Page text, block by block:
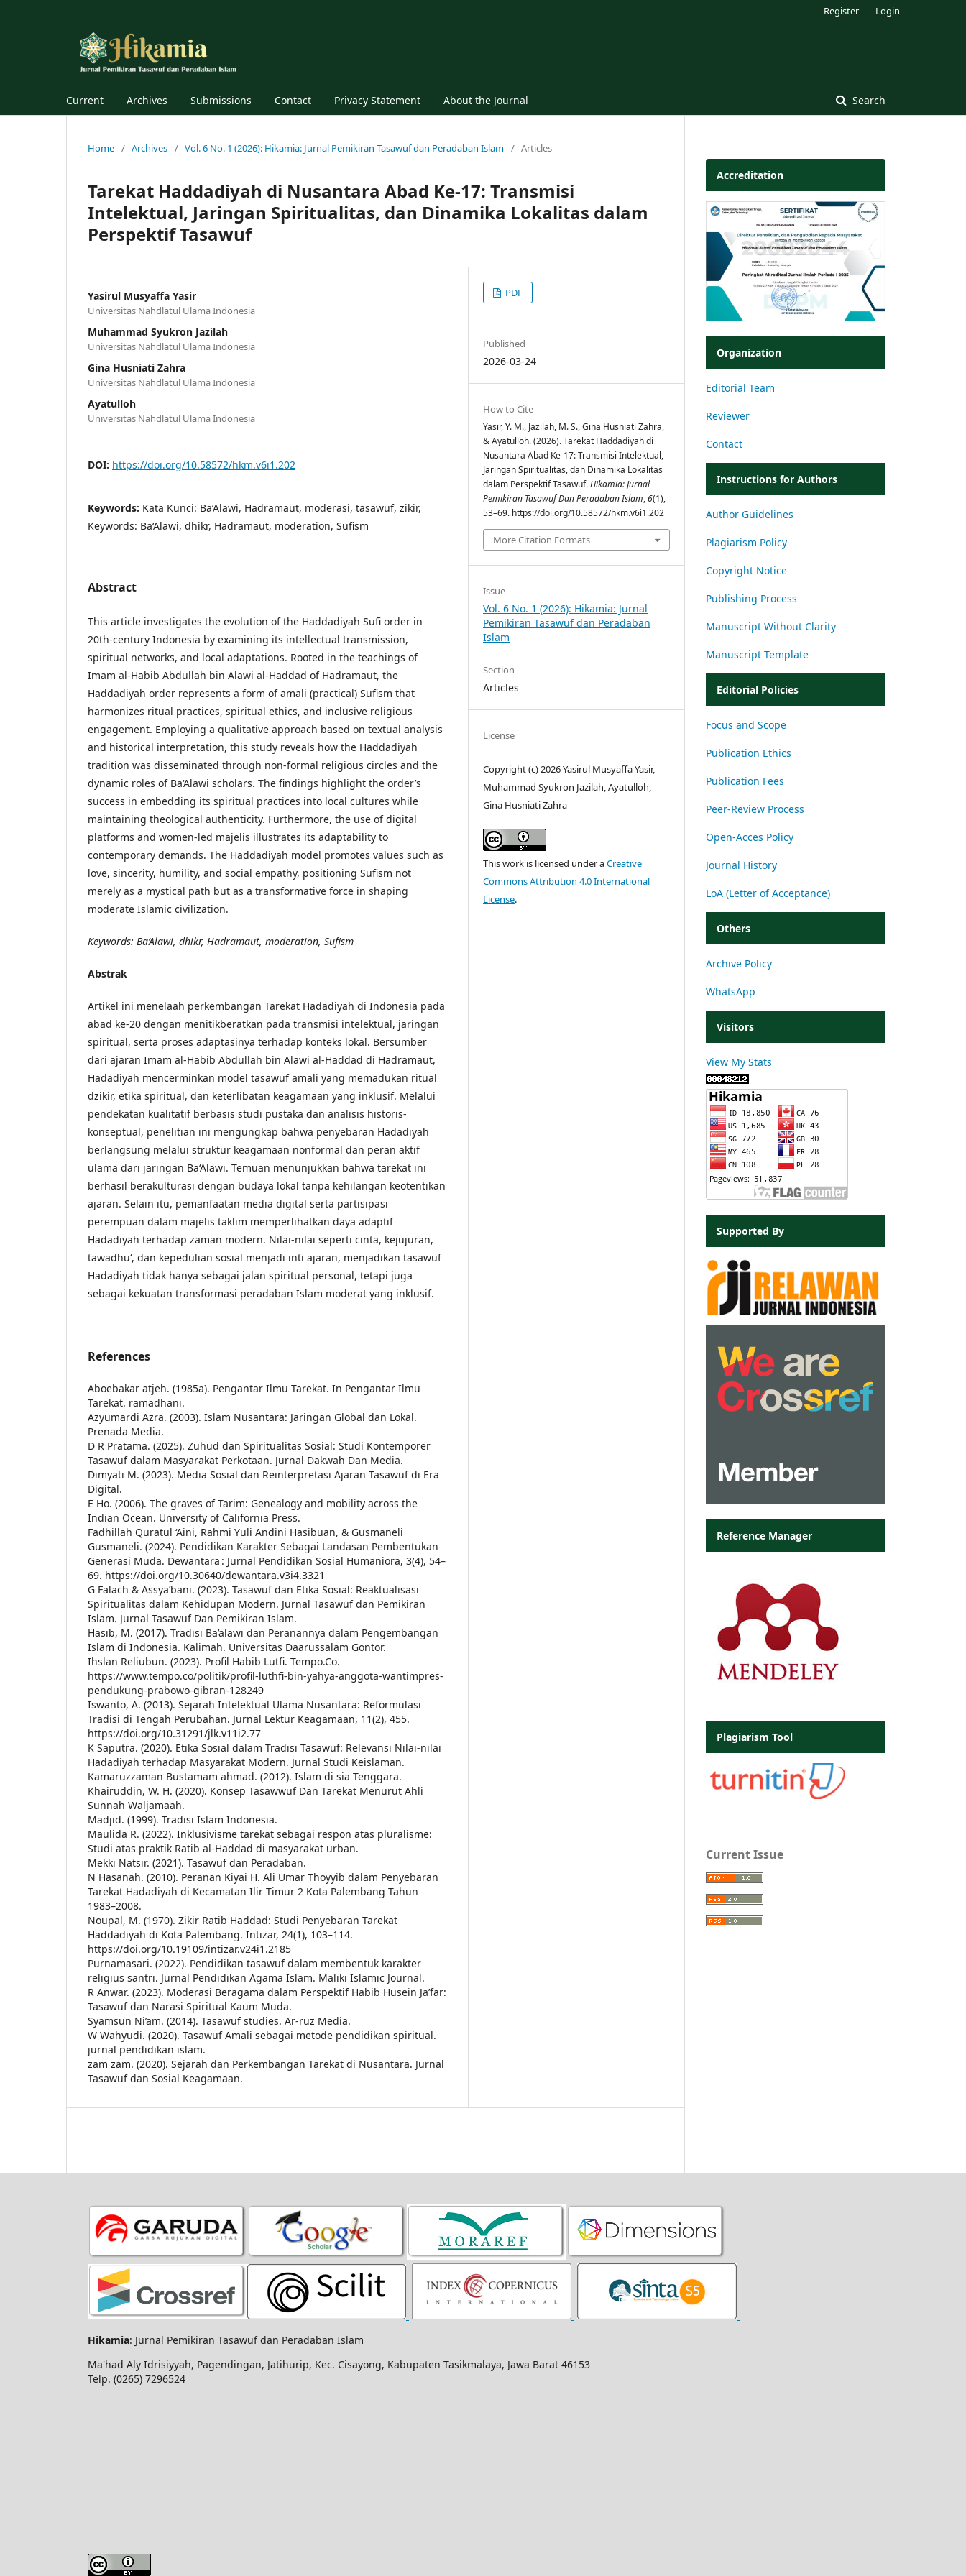
Current Archives Submissions Contact Privacy Statement About the Journal Search
Register Login
Home / Archives / Vol. 6 No. 1 (2026): Hikamia: Jurnal Pemikiran Tasawuf dan Peradaban Islam / Articles
Tarekat Haddadiyah di Nusantara Abad Ke-17: Transmisi
Intelektual, Jaringan Spiritualitas, dan Dinamika Lokalitas dalam
Perspektif Tasawuf
Yasirul Musyaffa Yasir
Universitas Nahdlatul Ulama Indonesia
Muhammad Syukron Jazilah
Universitas Nahdlatul Ulama Indonesia
Gina Husniati Zahra
Universitas Nahdlatul Ulama Indonesia
Ayatulloh
Universitas Nahdlatul Ulama Indonesia
DOI: https://doi.org/10.58572/hkm.v6i1.202
Keywords: Kata Kunci: Ba‘Alawi, Hadramaut, moderasi, tasawuf, zikir,
Keywords: Ba‘Alawi, dhikr, Hadramaut, moderation, Sufism
Abstract
This article investigates the evolution of the Haddadiyah Sufi order in
20th-century Indonesia by examining its intellectual transmission,
spiritual networks, and local adaptations. Rooted in the teachings of
Imam al-Habib Abdullah bin Alawi al-Haddad of Hadramaut, the
Haddadiyah order represents a form of amali (practical) Sufism that
harmonizes ritual practices, spiritual ethics, and inclusive religious
engagement. Employing a qualitative approach based on textual analysis
and historical interpretation, this study reveals how the Haddadiyah
tradition was disseminated through non-formal religious circles and the
dynamic roles of Ba‘Alawi scholars. The findings highlight the order’s
success in embedding its spiritual practices into local cultures while
maintaining theological authenticity. Furthermore, the use of digital
platforms and women-led majelis illustrates its adaptability to
contemporary demands. The Haddadiyah model promotes values such as
love, sincerity, humility, and social empathy, positioning Sufism not
merely as a mystical path but as a transformative force in shaping
moderate Islamic civilization.
Keywords: Ba‘Alawi, dhikr, Hadramaut, moderation, Sufism
Abstrak
Artikel ini menelaah perkembangan Tarekat Hadadiyah di Indonesia pada
abad ke-20 dengan menitikberatkan pada transmisi intelektual, jaringan
spiritual, serta proses adaptasinya terhadap konteks lokal. Bersumber
dari ajaran Imam al-Habib Abdullah bin Alawi al-Haddad di Hadramaut,
Hadadiyah mencerminkan model tasawuf amali yang memadukan ritual
dzikir, etika spiritual, dan keterlibatan keagamaan yang inklusif. Melalui
pendekatan kualitatif berbasis studi pustaka dan analisis historis-
konseptual, penelitian ini mengungkap bahwa penyebaran Hadadiyah
berlangsung melalui struktur keagamaan nonformal dan peran aktif
ulama dari jaringan Ba‘Alawi. Temuan menunjukkan bahwa tarekat ini
berhasil berakulturasi dengan budaya lokal tanpa kehilangan keotentikan
ajaran. Selain itu, pemanfaatan media digital serta partisipasi
perempuan dalam majelis taklim memperlihatkan daya adaptif
Hadadiyah terhadap zaman modern. Nilai-nilai seperti cinta, kejujuran,
tawadhu‘, dan kepedulian sosial menjadi inti ajaran, menjadikan tasawuf
Hadadiyah tidak hanya sebagai jalan spiritual personal, tetapi juga
sebagai kekuatan transformasi peradaban Islam moderat yang inklusif.
References
Aboebakar atjeh. (1985a). Pengantar Ilmu Tarekat. In Pengantar Ilmu
Tarekat. ramadhani.
Azyumardi Azra. (2003). Islam Nusantara: Jaringan Global dan Lokal.
Prenada Media.
D R Pratama. (2025). Zuhud dan Spiritualitas Sosial: Studi Kontemporer
Tasawuf dalam Masyarakat Perkotaan. Jurnal Dakwah Dan Media.
Dimyati M. (2023). Media Sosial dan Reinterpretasi Ajaran Tasawuf di Era
Digital.
E Ho. (2006). The graves of Tarim: Genealogy and mobility across the
Indian Ocean. University of California Press.
Fadhillah Quratul ‘Aini, Rahmi Yuli Andini Hasibuan, & Gusmaneli
Gusmaneli. (2024). Pendidikan Karakter Sebagai Landasan Pembentukan
Generasi Muda. Dewantara : Jurnal Pendidikan Sosial Humaniora, 3(4), 54–
69. https://doi.org/10.30640/dewantara.v3i4.3321
G Falach & Assya’bani. (2023). Tasawuf dan Etika Sosial: Reaktualisasi
Spiritualitas dalam Kehidupan Modern. Jurnal Tasawuf dan Pemikiran
Islam. Jurnal Tasawuf Dan Pemikiran Islam.
Hasib, M. (2017). Tradisi Ba’alawi dan Peranannya dalam Pengembangan
Islam di Indonesia. Kalimah. Universitas Daarussalam Gontor.
Ihslan Reliubun. (2023). Profil Habib Lutfi. Tempo.Co.
https://www.tempo.co/politik/profil-luthfi-bin-yahya-anggota-wantimpres-
pendukung-prabowo-gibran-128249
Iswanto, A. (2013). Sejarah Intelektual Ulama Nusantara: Reformulasi
Tradisi di Tengah Perubahan. Jurnal Lektur Keagamaan, 11(2), 455.
https://doi.org/10.31291/jlk.v11i2.77
K Saputra. (2020). Etika Sosial dalam Tradisi Tasawuf: Relevansi Nilai-nilai
Hadadiyah terhadap Masyarakat Modern. Jurnal Studi Keislaman.
Kamaruzzaman Bustamam ahmad. (2012). Islam di sia Tenggara.
Khairuddin, W. H. (2020). Konsep Tasawwuf Dan Tarekat Menurut Ahli
Sunnah Waljamaah.
Madjid. (1999). Tradisi Islam Indonesia.
Maulida R. (2022). Inklusivisme tarekat sebagai respon atas pluralisme:
Studi atas praktik Ratib al-Haddad di masyarakat urban.
Mekki Natsir. (2021). Tasawuf dan Peradaban.
N Hasanah. (2010). Peranan Kiyai H. Ali Umar Thoyyib dalam Penyebaran
Tarekat Hadadiyah di Kecamatan Ilir Timur 2 Kota Palembang Tahun
1983–2008.
Noupal, M. (1970). Zikir Ratib Haddad: Studi Penyebaran Tarekat
Haddadiyah di Kota Palembang. Intizar, 24(1), 103–114.
https://doi.org/10.19109/intizar.v24i1.2185
Purnamasari. (2022). Pendidikan tasawuf dalam membentuk karakter
religius santri. Jurnal Pendidikan Agama Islam. Maliki Islamic Journal.
R Anwar. (2023). Moderasi Beragama dalam Perspektif Habib Husein Ja’far:
Tasawuf dan Narasi Spiritual Kaum Muda.
Syamsun Ni’am. (2014). Tasawuf studies. Ar-ruz Media.
W Wahyudi. (2020). Tasawuf Amali sebagai metode pendidikan spiritual.
jurnal pendidikan islam.
zam zam. (2020). Sejarah dan Perkembangan Tarekat di Nusantara. Jurnal
Tasawuf dan Sosial Keagamaan.
PDF
Published
2026-03-24
How to Cite
Yasir, Y. M., Jazilah, M. S., Gina Husniati Zahra,
& Ayatulloh. (2026). Tarekat Haddadiyah di
Nusantara Abad Ke-17: Transmisi Intelektual,
Jaringan Spiritualitas, dan Dinamika Lokalitas
dalam Perspektif Tasawuf.Hikamia: Jurnal
Pemikiran Tasawuf Dan Peradaban Islam,6(1),
53–69. https://doi.org/10.58572/hkm.v6i1.202
More Citation Formats
Issue
Vol. 6 No. 1 (2026): Hikamia: Jurnal
Pemikiran Tasawuf dan Peradaban
Islam
Section
Articles
License
Copyright (c) 2026 Yasirul Musyaffa Yasir,
Muhammad Syukron Jazilah, Ayatulloh,
Gina Husniati Zahra
This work is licensed under aCreative
Commons Attribution 4.0 International
License.
Accreditation
Organization
Editorial Team
Reviewer
Contact
Instructions for Authors
Author Guidelines
Plagiarism Policy
Copyright Notice
Publishing Process
Manuscript Without Clarity
Manuscript Template
Editorial Policies
Focus and Scope
Publication Ethics
Publication Fees
Peer-Review Process
Open-Acces Policy
Journal History
LoA (Letter of Acceptance)
Others
Archive Policy
WhatsApp
Visitors
View My Stats
Supported By
Reference Manager
Plagiarism Tool
Current Issue
Hikamia: Jurnal Pemikiran Tasawuf dan Peradaban Islam
Ma'had Aly Idrisiyyah, Pagendingan, Jatihurip, Kec. Cisayong, Kabupaten Tasikmalaya, Jawa Barat 46153
Telp. (0265) 7296524